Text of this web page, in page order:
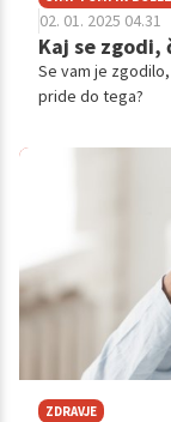
02. 01. 2025 04.31
Kaj se zgodi,
Se vam je
pride do tega?
ZDRAVJE